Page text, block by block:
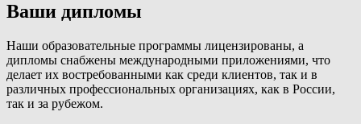
Ваши дипломы
Наши образовательные программы лицензированы, а
дипломы снабжены международными приложениями, что
делает их востребованными как среди клиентов, так и в
различных профессиональных организациях, как в России,
так и за рубежом.